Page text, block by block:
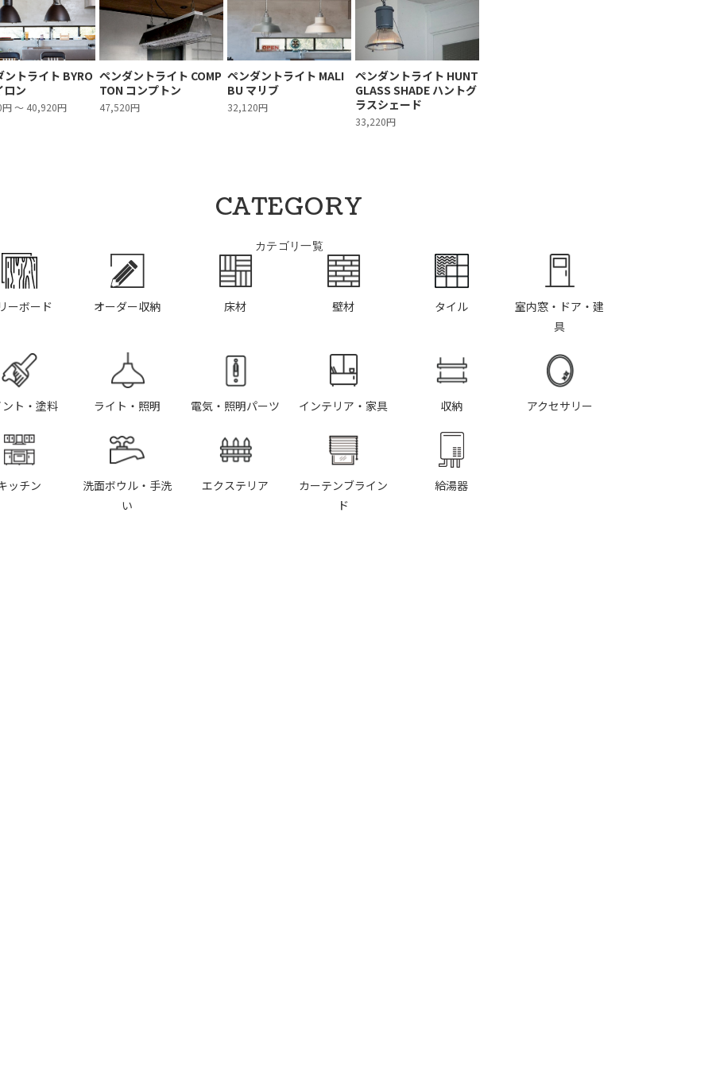
ントライト BYRO
ロン
～ 40,920円
ペンダントライト COMP
TON コンプトン
47,520円
ペンダントライト MALI
BU マリブ
32,120円
ペンダントライト HUNT
GLASS SHADE ハントグ
ラスシェード
33,220円
CATEGORY
カテゴリ一覧
ーボード オーダー収納 床材 壁材 タイル
室内窓・ドア・建
具
ト・塗料 ライト・照明 電気・照明パーツ インテリア・家具 収納 アクセサリー
ッチン
洗面ボウル・手洗
い
エクステリア
カーテンブライン
ド
給湯器